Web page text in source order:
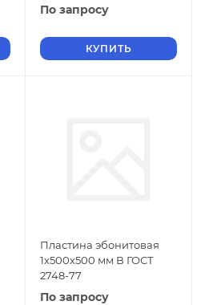
По запросу
КУПИТЬ
Пластина эбонитовая
1х500х500 мм В ГОСТ
2748-77
По запросу